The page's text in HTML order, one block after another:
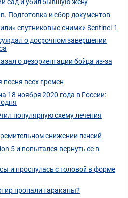
сад и убил бывшую жену
Подготовка и сбор документов
спутниковые снимки Sentinel-1
о досрочном завершении
о дезориентации бойца из-за
всех времен
18 ноября 2020 года в России:
популярную схему лечения
снижении пенсий
5 и попытался вернуть ее в
и проснулась с головой в форме
пропали тараканы?